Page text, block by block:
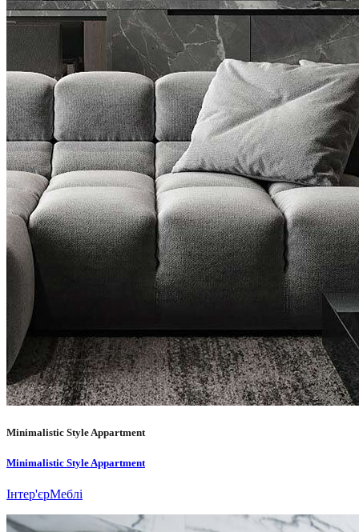
Minimalistic Style Appartment
Minimalistic Style Appartment
Інтер'єрМеблі